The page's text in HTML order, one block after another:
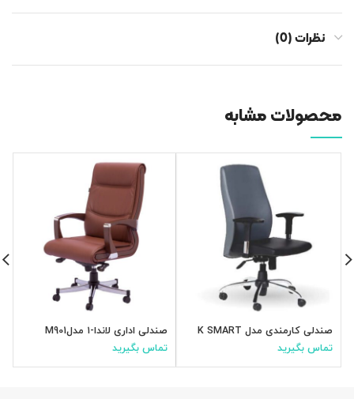
نظرات (0)
محصولات مشابه
صندلی کارمندی مدل K SMART
تماس بگیرید
صندلی اداری لاندا-۱ مدلM901
تماس بگیرید